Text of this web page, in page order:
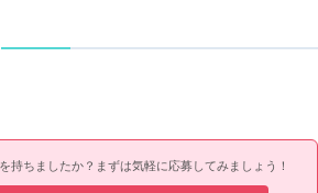
持ちましたか？まずは気軽に応募してみましょう！